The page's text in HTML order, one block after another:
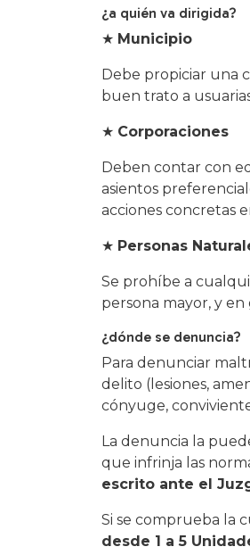
¿a quién va dirigida?
★ Municipio
Debe propiciar una
buen trato a
★ Corporaciones
Deben contar con
asientos
acciones concretas
★ Personas
Se prohíbe a
persona mayor, y
¿dónde se denuncia?
Para denunciar
delito (lesiones,
cónyuge,
La denuncia la
que infrinja las
escrito ante el
Si se comprueba la
desde 1 a 5